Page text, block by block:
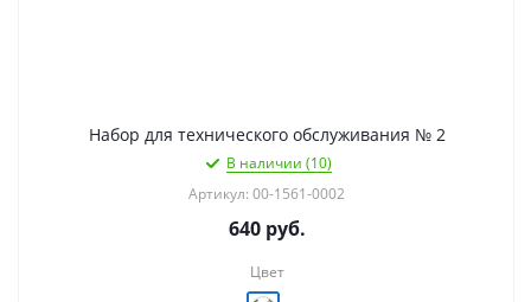
Набор для технического обслуживания № 2
В наличии (10)
Артикул: 00-1561-0002
640руб.
Цвет